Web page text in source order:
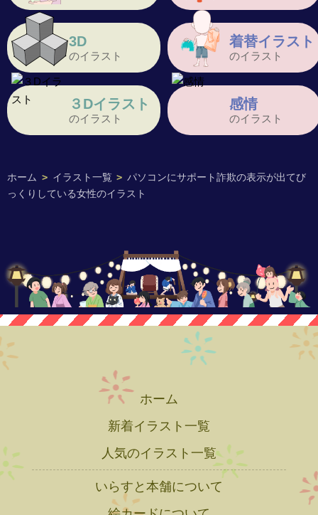
ホーム > イラスト一覧 > パソコンにサポート詐欺の表示が出てび
っくりしている女性のイラスト
3D
のイラスト
着替イラスト
のイラスト
３Dイラスト
のイラスト
感情
のイラスト
ホーム
新着イラスト一覧
人気のイラスト一覧
いらすと本舗について